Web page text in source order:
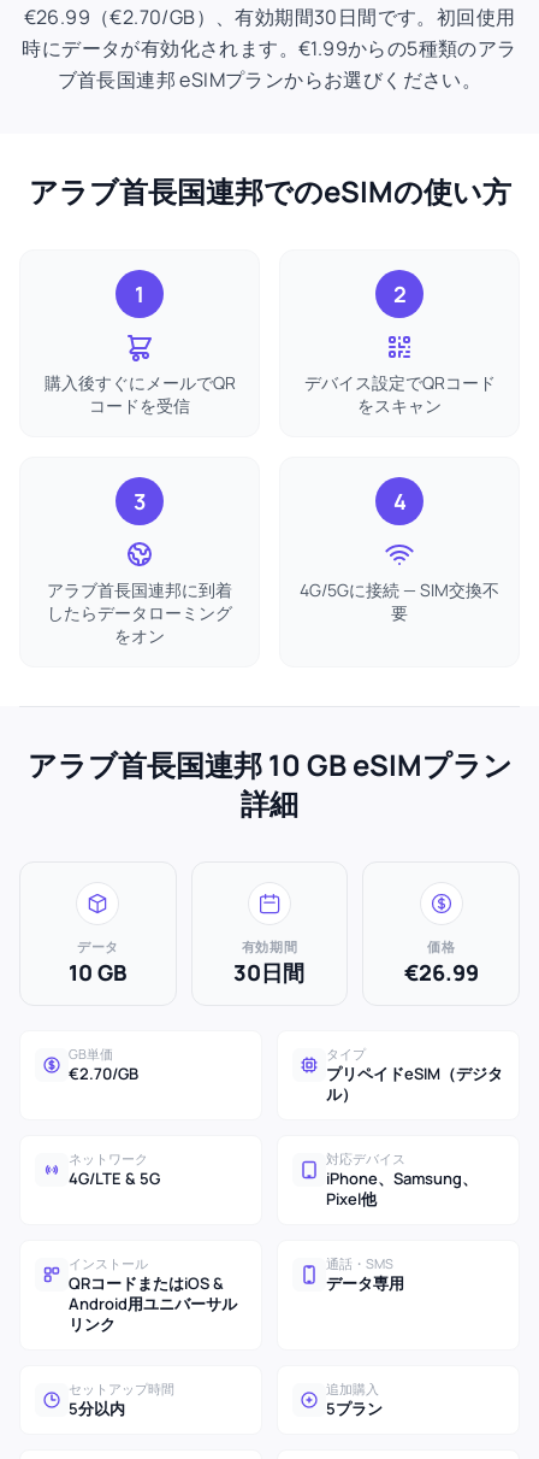
€26.99（€2.70/GB）、有効期間30日間です。初回使用
時にデータが有効化されます。€1.99からの5種類のアラ
ブ首長国連邦 eSIMプランからお選びください。
アラブ首長国連邦でのeSIMの使い方
1
購入後すぐにメールでQR
コードを受信
2
デバイス設定でQRコード
をスキャン
3
アラブ首長国連邦に到着
したらデータローミング
をオン
4
4G/5Gに接続 — SIM交換不
要
アラブ首長国連邦 10 GB eSIMプラン
詳細
データ
10 GB
有効期間
30日間
価格
€26.99
GB単価
€2.70/GB
タイプ
プリペイドeSIM（デジタ
ル）
ネットワーク
4G/LTE & 5G
対応デバイス
iPhone、Samsung、
Pixel他
インストール
QRコードまたはiOS &
Android用ユニバーサル
リンク
通話・SMS
データ専用
セットアップ時間
5分以内
追加購入
5プラン